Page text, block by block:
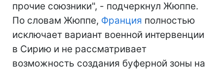
прочие союзники", - подчеркнул Жюппе.
По словам Жюппе, Франция полностью
исключает вариант военной интервенции
в Сирию и не рассматривает
возможность создания буферной зоны на